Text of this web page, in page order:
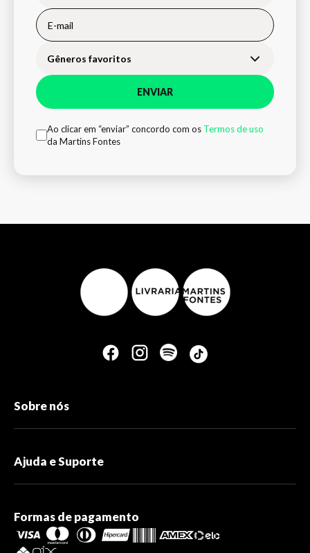
Gêneros favoritos
ENVIAR
Ao clicar em “enviar” concordo com os Termos de uso
da Martins Fontes
Sobre nós
Ajuda e Suporte
Formas de pagamento